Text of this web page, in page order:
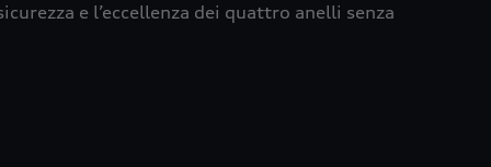
e l’eccellenza dei quattro anelli senza